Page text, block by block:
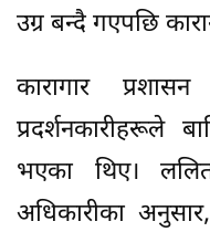
उग्र बन्दै गएपछि
कारागार
प्रदर्शनकारीहरूले
भएका थिए।
अधिकारीका